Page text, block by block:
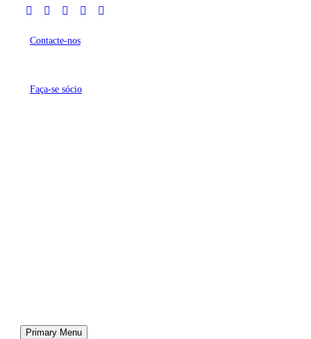
Contacte-nos
Faça-se sócio
Primary Menu